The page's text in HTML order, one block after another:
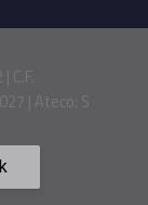
C.F.
| Ateco: S